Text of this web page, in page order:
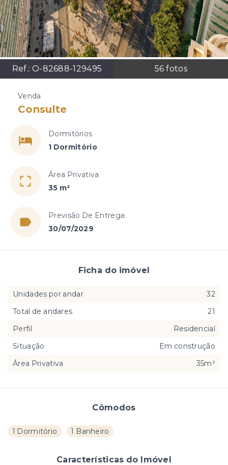
Ref.: O-82688-129495 56 fotos
Venda
Consulte
Dormitórios
1 Dormitório
Área Privativa
35 m²
Previsão De Entrega
30/07/2029
Cômodos
1 Dormitório 1 Banheiro
Características do Imóvel
Ficha do imóvel
Unidades por andar
32
Total de andares
21
Perfil
Residencial
Situação
Em construção
Área Privativa
35m²